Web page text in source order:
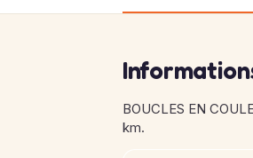
BOUCLES EN
km.